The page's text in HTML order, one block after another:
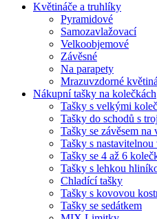
Květináče a truhlíky
Pyramidové
Samozavlažovací
Velkoobjemové
Závěsné
Na parapety
Mrazuvzdorné
Nákupní tašky na kolečkách
Tašky s velkými
Tašky do schodů s
Tašky se závěsem na
Tašky s
Tašky se 4 až 6
Tašky s lehkou
Chladící tašky
Tašky s kovovou
Tašky se sedátkem